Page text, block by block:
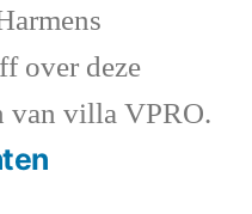
over deze
van villa VPRO.